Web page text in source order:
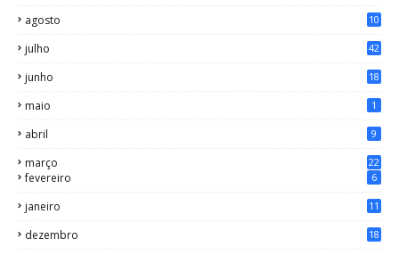
agosto 10
julho 42
junho 18
maio 1
abril 9
março 22
fevereiro 6
janeiro 11
dezembro 18